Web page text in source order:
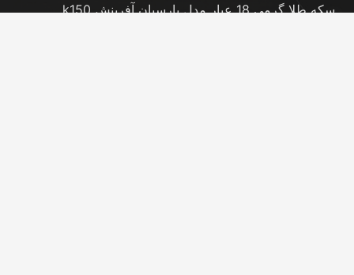
سکه طلا گرمی 18 عیار مدل پارسیان آفرینش k150